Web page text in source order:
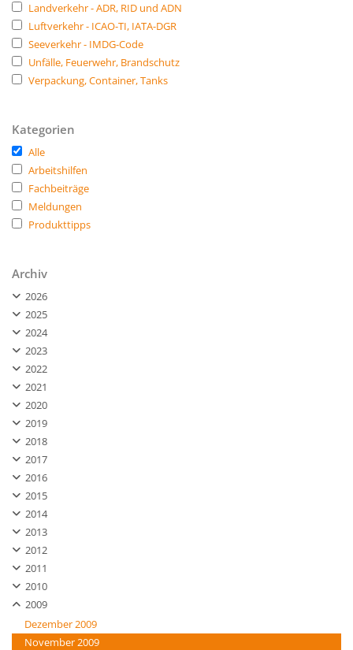
Landverkehr - ADR, RID und ADN
Luftverkehr - ICAO-TI, IATA-DGR
Seeverkehr - IMDG-Code
Unfälle, Feuerwehr, Brandschutz
Verpackung, Container, Tanks
Kategorien
Alle
Arbeitshilfen
Fachbeiträge
Meldungen
Produkttipps
Archiv
2026
2025
2024
2023
2022
2021
2020
2019
2018
2017
2016
2015
2014
2013
2012
2011
2010
2009
Dezember 2009
November 2009